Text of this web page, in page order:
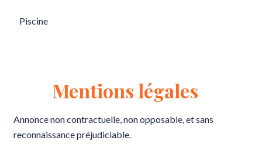
Piscine
Mentions légales
Annonce non contractuelle, non opposable, et sans
reconnaissance préjudiciable.